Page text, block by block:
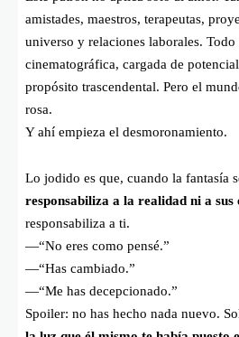
amistades, maestros, terapeutas,
universo y relaciones laborales.
cinematográfica, cargada de
propósito trascendental. Pero el
rosa.
Y ahí empieza el desmoronamiento.
Lo jodido es que, cuando la fantasía
responsabiliza a la realidad ni a sus
responsabiliza a ti.
—“No eres como pensé.”
—“Has cambiado.”
—“Me has decepcionado.”
Spoiler: no has hecho nada nuevo.